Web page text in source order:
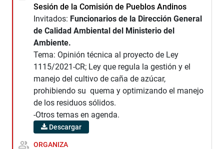
Sesión de la Comisión de Pueblos Andinos
Invitados: Funcionarios de la Dirección General
de Calidad Ambiental del Ministerio del
Ambiente.
Tema: Opinión técnica al proyecto de Ley
1115/2021-CR; Ley que regula la gestión y el
manejo del cultivo de caña de azúcar,
prohibiendo su quema y optimizando el manejo
de los residuos sólidos.
-Otros temas en agenda.
Descargar
ORGANIZA